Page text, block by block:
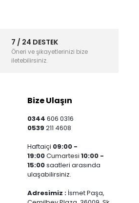
7 / 24 DESTEK
Öneri ve şikayetlerinizi bize
iletebilirsiniz.
Bize Ulaşın
0344606 0316
0539211 4608
Haftaiçi 09:00 -
19:00Cumartesi10:00 -
15:00saatleri arasında
ulaşabilirsiniz.
Adresimiz : İsmet Paşa,